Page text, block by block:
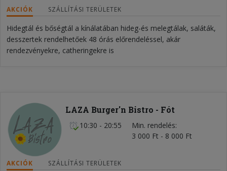
AKCIÓK SZÁLLÍTÁSI TERÜLETEK
Hidegtál és bőségtál a kínálatában hideg-és melegtálak, saláták,
desszertek rendelhetőek 48 órás előrendeléssel, akár
rendezvényekre, catheringekre is
LAZA Burger'n Bistro - Fót
10:30 - 20:55
Min. rendelés
3 000 Ft - 8 000 Ft
AKCIÓK SZÁLLÍTÁSI TERÜLETEK